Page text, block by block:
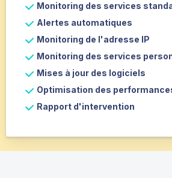
Monitoring des services
Alertes automatiques
Monitoring de l'adresse IP
Monitoring des services
Mises à jour des logiciels
Optimisation des
Rapport d'intervention